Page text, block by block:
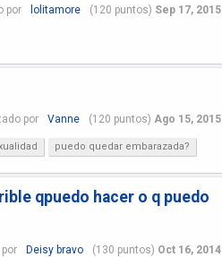
por lolitamore (120 puntos) Sep 17, 2015
por Vanne (120 puntos) Ago 15, 2015
puedo quedar embarazada?
qpuedo hacer o q puedo
por Deisy bravo (130 puntos) Oct 16, 2014